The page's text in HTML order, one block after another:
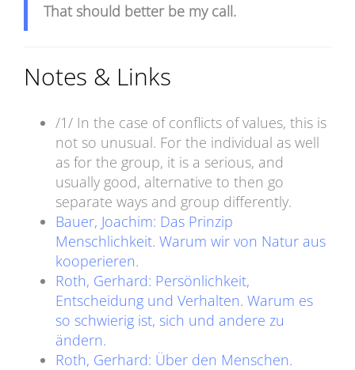
That should better be my call.
Notes & Links
/1/ In the case of conflicts of values, this is
not so unusual. For the individual as well
as for the group, it is a serious, and
usually good, alternative to then go
separate ways and group differently.
Bauer, Joachim: Das Prinzip
Menschlichkeit. Warum wir von Natur aus
kooperieren.
Roth, Gerhard: Persönlichkeit,
Entscheidung und Verhalten. Warum es
so schwierig ist, sich und andere zu
ändern.
Roth, Gerhard: Über den Menschen.